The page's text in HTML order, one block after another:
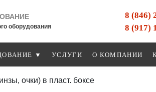
оборудования
8 (846)
8 (917)
▼ УСЛУГИ О КОМПАНИИ
очки) в пласт. боксе